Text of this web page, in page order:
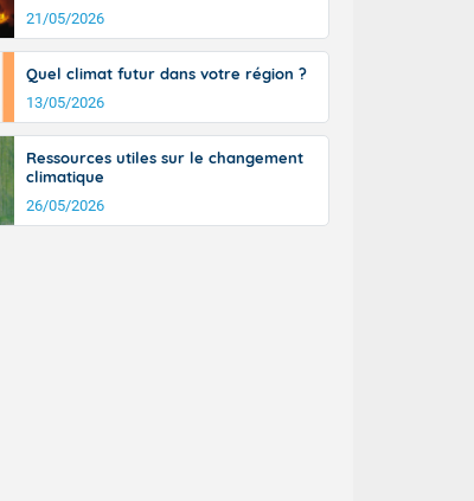
21/05/2026
Quel climat futur dans votre région ?
13/05/2026
Ressources utiles sur le changement
climatique
26/05/2026